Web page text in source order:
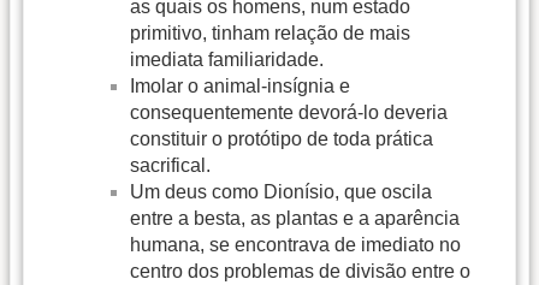
as quais os homens, num estado
primitivo, tinham relação de mais
imediata familiaridade.
Imolar o animal-insígnia e
consequentemente devorá-lo deveria
constituir o protótipo de toda prática
sacrifical.
Um deus como Dionísio, que oscila
entre a besta, as plantas e a aparência
humana, se encontrava de imediato no
centro dos problemas de divisão entre o